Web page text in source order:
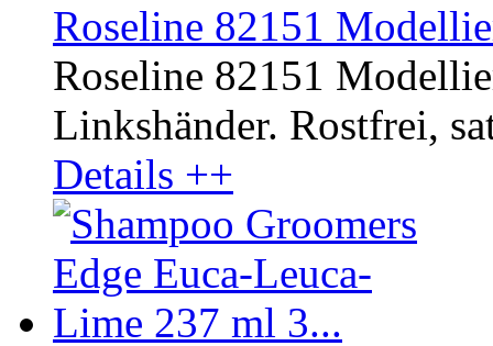
Roseline 82151
Roseline 82151
Linkshänder. Rostfrei,
Details ++